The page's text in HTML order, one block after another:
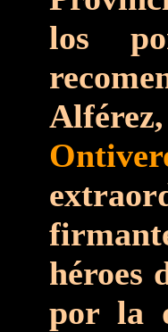
los
Alférez,
héroes
por la